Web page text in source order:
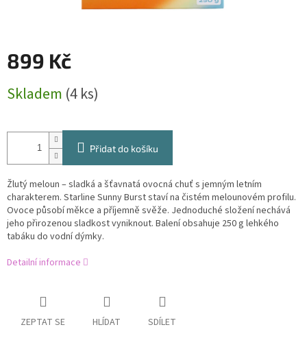
899 Kč
cena:
Skladem (4 ks)
Přidat do košíku
Žlutý meloun – sladká a šťavnatá ovocná chuť s jemným letním
charakterem. Starline Sunny Burst staví na čistém melounovém profilu.
Ovoce působí měkce a příjemně svěže. Jednoduché složení nechává
jeho přirozenou sladkost vyniknout. Balení obsahuje 250 g lehkého
tabáku do vodní dýmky.
Detailní informace
ZEPTAT SE HLÍDAT SDÍLET